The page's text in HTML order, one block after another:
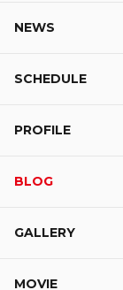
NEWS
SCHEDULE
PROFILE
BLOG
GALLERY
MOVIE